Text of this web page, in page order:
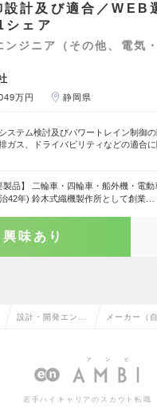
設計及び適合／WEB
シェア
ンジニア（その他、電気
万円 静岡県
ステム検討及びパワートレイン制御の
ガス、ドライバビリティなどの適合に
製品】 二輪車・四輪車・船外機・電
42年) 鈴木式織機製作所として創業…
興味あり
設計・開発エンジ
気・電子・半導
メーカー（
気・電子・
若手ハイキャリアのスカウト転職